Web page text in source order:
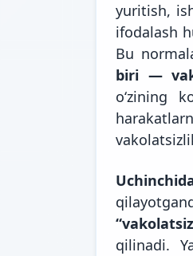
yuritish,
ifodalash
Bu
biri —
o‘zining
qilinadi.